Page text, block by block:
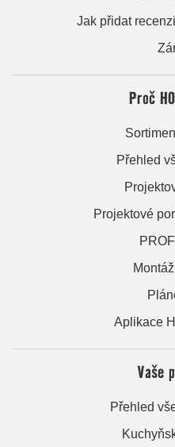
Jak přidat
Proč
Přehled
Projektové
Aplikace
Vaše
Přehled